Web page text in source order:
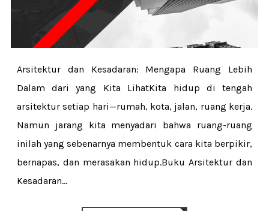
Arsitektur dan Kesadaran: Mengapa Ruang Lebih
Dalam dari yang Kita LihatKita hidup di tengah
arsitektur setiap hari—rumah, kota, jalan, ruang kerja.
Namun jarang kita menyadari bahwa ruang-ruang
inilah yang sebenarnya membentuk cara kita berpikir,
bernapas, dan merasakan hidup.Buku Arsitektur dan
Kesadaran...